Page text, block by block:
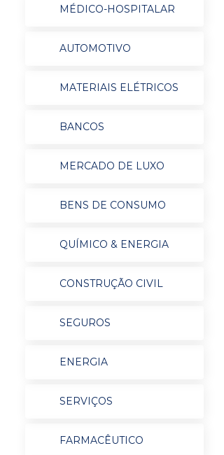
MÉDICO-HOSPITALAR
AUTOMOTIVO
MATERIAIS ELÉTRICOS
BANCOS
MERCADO DE LUXO
BENS DE CONSUMO
QUÍMICO & ENERGIA
CONSTRUÇÃO CIVIL
SEGUROS
ENERGIA
SERVIÇOS
FARMACÊUTICO